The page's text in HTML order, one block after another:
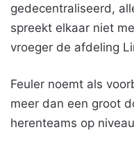
gedecentraliseerd,
spreekt elkaar niet
vroeger de afdeling
Feuler noemt als
meer dan een groot
herenteams op